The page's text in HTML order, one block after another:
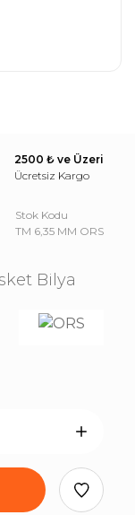
2500 ₺ ve Üzeri
Ücretsiz Kargo
Stok Kodu
TM 6,35 MM ORS
Bilya